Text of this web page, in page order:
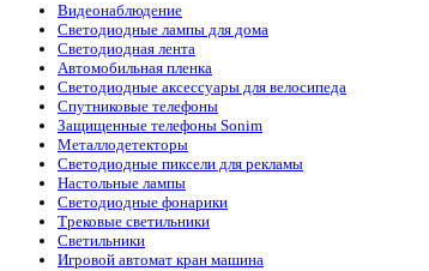
Видеонаблюдение
Светодиодные лампы для дома
Светодиодная лента
Автомобильная пленка
Светодиодные аксессуары для велосипеда
Спутниковые телефоны
Защищенные телефоны Sonim
Металлодетекторы
Светодиодные пиксели для рекламы
Настольные лампы
Светодиодные фонарики
Трековые светильники
Светильники
Игровой автомат кран машина